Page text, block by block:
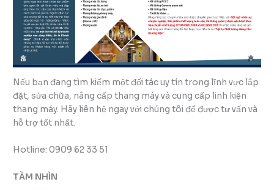
Nếu bạn đang tìm kiếm một đối tác uy tín trong lĩnh vực lắp
đặt, sửa chữa, nâng cấp thang máy và cung cấp linh kiện
thang máy. Hãy liên hệ ngay với chúng tôi để được tư vấn và
hỗ trợ tốt nhất.
Hotline: 0909 62 33 51
TẦM NHÌN